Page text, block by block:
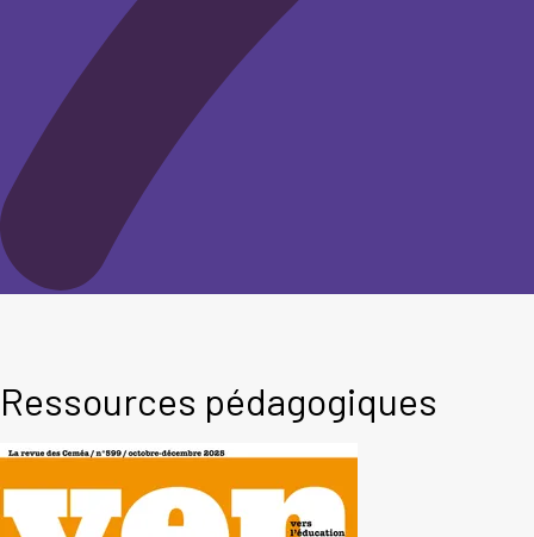
Ressources pédagogiques